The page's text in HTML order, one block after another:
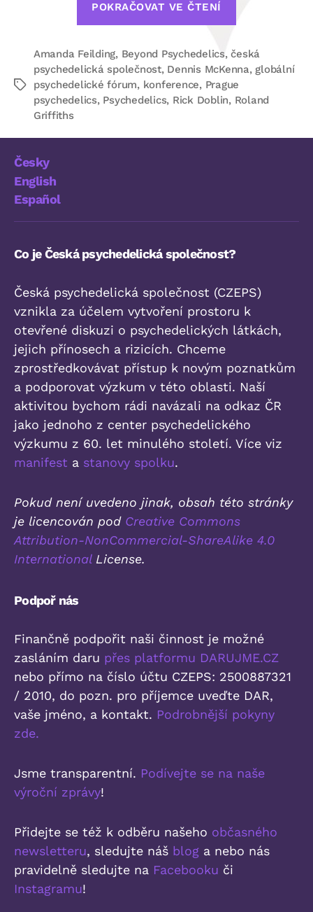
POKRAČOVAT VE ČTENÍ
2016“
Štítky
Amanda Feilding, Beyond Psychedelics,česká
psychedelická společnost, Dennis McKenna, globální
psychedelické fórum, konference, Prague
psychedelics, Psychedelics, Rick Doblin, Roland
Griffiths
Česky
English
Español
Co je Česká psychedelická společnost?
Česká psychedelická společnost (CZEPS)
vznikla za účelem vytvoření prostoru k
otevřené diskuzi o psychedelických látkách,
jejich přínosech a rizicích. Chceme
zprostředkovávat přístup k novým poznatkům
a podporovat výzkum v této oblasti. Naší
aktivitou bychom rádi navázali na odkaz ČR
jako jednoho z center psychedelického
výzkumu z 60. let minulého století. Více viz
manifest a stanovy spolku.
Pokud není uvedeno jinak, obsah této stránky
je licencován pod Creative Commons
Attribution-NonCommercial-ShareAlike 4.0
InternationalLicense.
Podpoř nás
Finančně podpořit naši činnost je možné
zasláním daru přes platformu DARUJME.CZ
nebo přímo na číslo účtu CZEPS: 2500887321
/ 2010, do pozn. pro příjemce uveďte DAR,
vaše jméno, a kontakt. Podrobnější pokyny
zde.
Jsme transparentní. Podívejte se na naše
výroční zprávy!
Přidejte se též k odběru našeho občasného
newsletteru, sledujte náš blog a nebo nás
pravidelně sledujte na Facebooku či
Instagramu!